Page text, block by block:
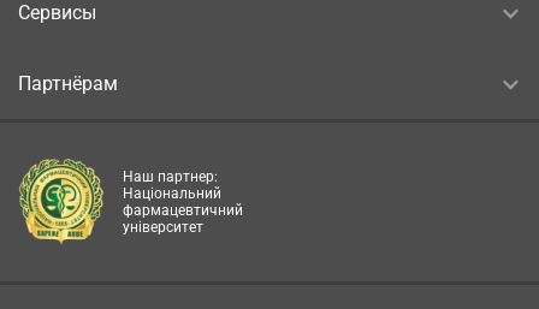
Сервисы
Партнёрам
Наш партнер:
Національний
фармацевтичний
університет